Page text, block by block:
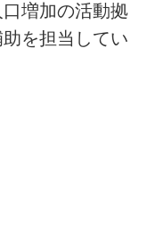
増加の活動拠
を担当してい